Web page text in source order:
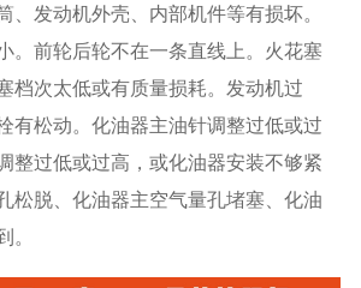
、发动机外壳、内部机件等有损坏。
。前轮后轮不在一条直线上。火花塞
档次太低或有质量损耗。发动机过
有松动。化油器主油针调整过低或过
整过低或过高，或化油器安装不够紧
松脱、化油器主空气量孔堵塞、化油
。